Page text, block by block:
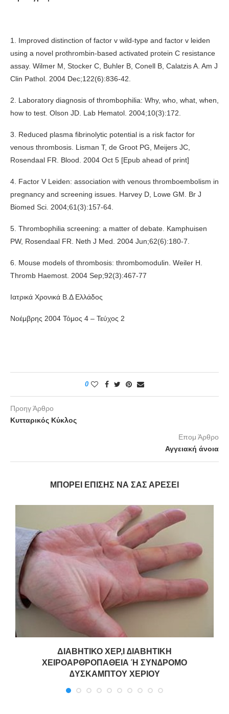
1. Improved distinction of factor v wild-type and factor v leiden
using a novel prothrombin-based activated protein C resistance
assay. Wilmer M, Stocker C, Buhler B, Conell B, Calatzis A. Am J
Clin Pathol. 2004 Dec;122(6):836-42.
2. Laboratory diagnosis of thrombophilia: Why, who, what, when,
how to test. Olson JD. Lab Hematol. 2004;10(3):172.
3. Reduced plasma fibrinolytic potential is a risk factor for
venous thrombosis. Lisman T, de Groot PG, Meijers JC,
Rosendaal FR. Blood. 2004 Oct 5 [Epub ahead of print]
4. Factor V Leiden: association with venous thromboembolism in
pregnancy and screening issues. Harvey D, Lowe GM. Br J
Biomed Sci. 2004;61(3):157-64.
5. Thrombophilia screening: a matter of debate. Kamphuisen
PW, Rosendaal FR. Neth J Med. 2004 Jun;62(6):180-7.
6. Mouse models of thrombosis: thrombomodulin. Weiler H.
Thromb Haemost. 2004 Sep;92(3):467-77
Ιατρικά Χρονικά Β.Δ Ελλάδος
Νοέμβρης 2004 Τόμος 4 – Τεύχος 2
0
Προηγ Άρθρο
Κυτταρικός Κύκλος
Επομ Άρθρο
Αγγειακή άνοια
ΜΠΟΡΕΊ ΕΠΊΣΗΣ ΝΑ ΣΑΣ ΑΡΈΣΕΙ
ΔΙΑΒΗΤΙΚΟ ΧΕΡ,Ι ∆ΙΑΒΗΤΙΚΗ
ΧΕΙΡΟΑΡΘΡΟΠΑΘΕΙΑ Ή ΣΥΝ∆ΡΟΜΟ
∆ΥΣΚΑΜΠΤΟΥ ΧΕΡΙΟΥ